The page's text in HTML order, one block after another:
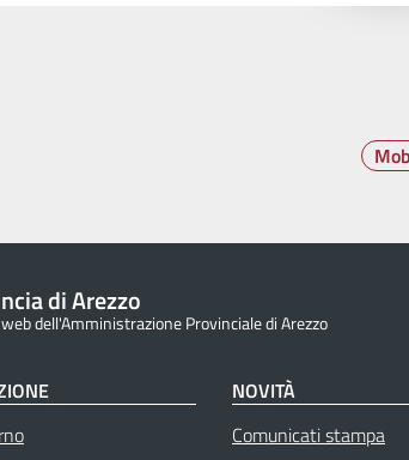
di Arezzo
dell'Amministrazione Provinciale di Arezzo
NOVITÀ
Comunicati stampa